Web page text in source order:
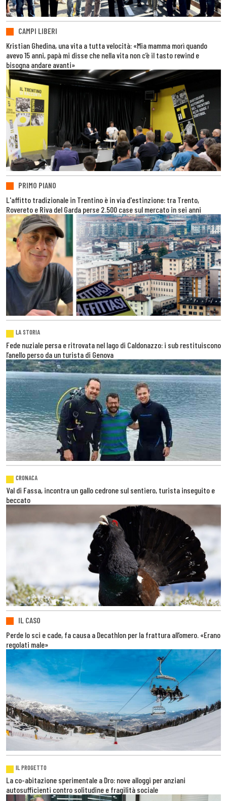
CAMPI LIBERI
Kristian Ghedina, una vita a tutta velocità: «Mia mamma morì quando
avevo 15 anni, papà mi disse che nella vita non c’è il tasto rewind e
bisogna andare avanti»
PRIMO PIANO
L'affitto tradizionale in Trentino è in via d'estinzione: tra Trento,
Rovereto e Riva del Garda perse 2.500 case sul mercato in sei anni
LA STORIA
Fede nuziale persa e ritrovata nel lago di Caldonazzo: i sub restituiscono
l’anello perso da un turista di Genova
CRONACA
Val di Fassa, incontra un gallo cedrone sul sentiero, turista inseguito e
beccato
IL CASO
Perde lo sci e cade, fa causa a Decathlon per la frattura all’omero. «Erano
regolati male»
IL PROGETTO
La co-abitazione sperimentale a Dro: nove alloggi per anziani
autosufficienti contro solitudine e fragilità sociale